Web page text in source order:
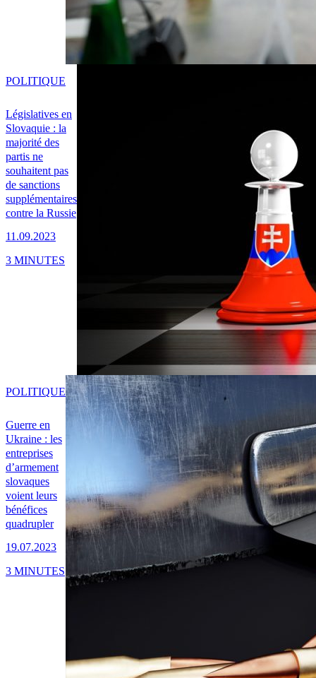
Législatives en
Slovaquie : la
majorité des
partis ne
souhaitent pas
de sanctions
supplémentaires
contre la Russie
11.09.2023
POLITIQUE
3 MINUTES
Guerre en
Ukraine : les
entreprises
d’armement
slovaques
voient leurs
bénéfices
quadrupler
19.07.2023
POLITIQUE
3 MINUTES